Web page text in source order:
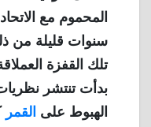
المحموم مع
سنوات قليلة من
تلك القفزة
بدأت تنتشر
الهبوط على القمر